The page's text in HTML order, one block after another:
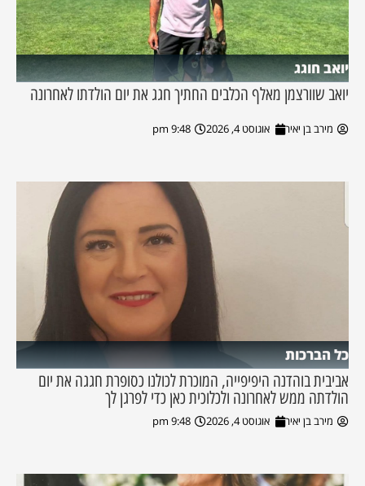
יואב חוגג
יואב שוורצמן מאלף הכלבים החתיך חגג את יום הולדתו לאחרונה
מירב בן יאיר אוגוסט 4, 2026 9:48 pm
כל הברכות
אביבית בוהדנה היפיפייה, המוכרת לכולנו כסופרת חגגה את יום
הולדתה ממש לאחרונה ולכלוכית כאן כדי לפרגן לך
מירב בן יאיר אוגוסט 4, 2026 9:48 pm